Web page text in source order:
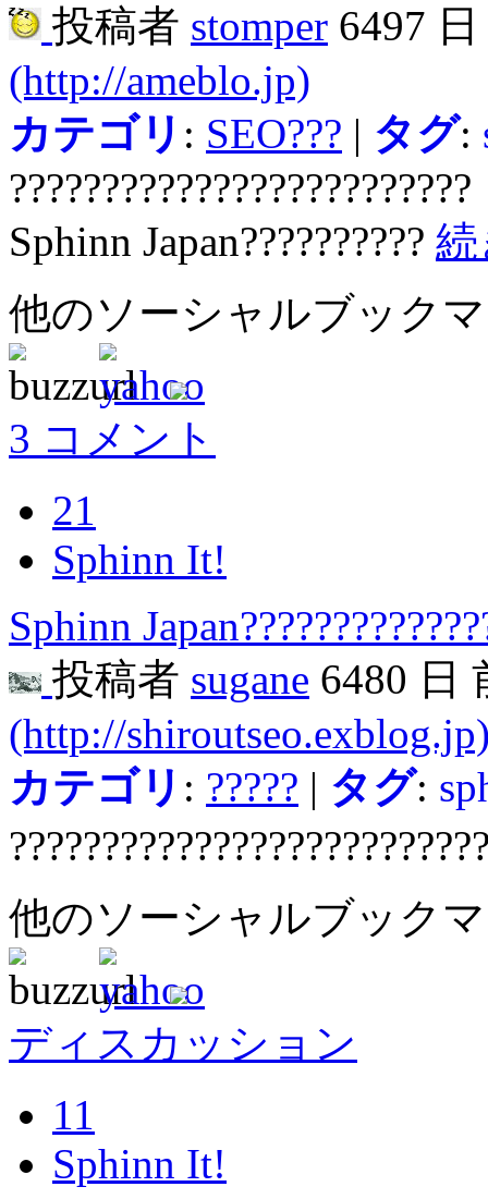
投稿者 stomper 6497
(http://ameblo.jp)
カテゴリ : SEO??? | タグ:
?????????????????????????
Sphinn Japan??????????
他のソーシャルブック
3 コメント
21
Sphinn It!
Sphinn
投稿者 sugane 6480 日
(http://
カテゴリ : ????? | タグ:
他のソーシャルブック
ディスカッション
11
Sphinn It!